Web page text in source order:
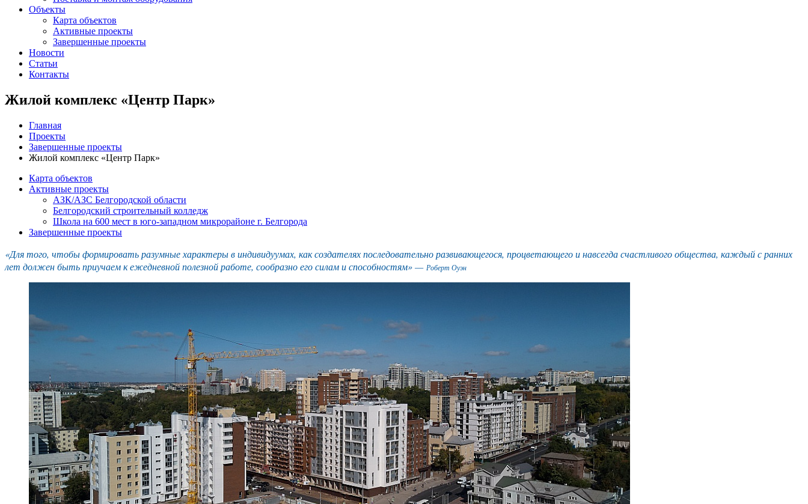
Объекты
Карта объектов
Активные проекты
Завершенные проекты
Новости
Статьи
Контакты
Жилой комплекс «Центр Парк»
Главная
Проекты
Завершенные проекты
Жилой комплекс «Центр Парк»
Карта объектов
Активные проекты
АЗК/АЗС Белгородской области
Белгородский строительный колледж
Школа на 600 мест в юго-западном микрорайоне г. Белгорода
Завершенные проекты
«Для того, чтобы формировать разумные характеры в индивидуумах, как создателях последовательно развивающегося, процветающего и навсегда счастливого общества, каждый с ранних
лет должен быть приучаем к ежедневной полезной работе, сообразно его силам и способностям» — Роберт Оуэн